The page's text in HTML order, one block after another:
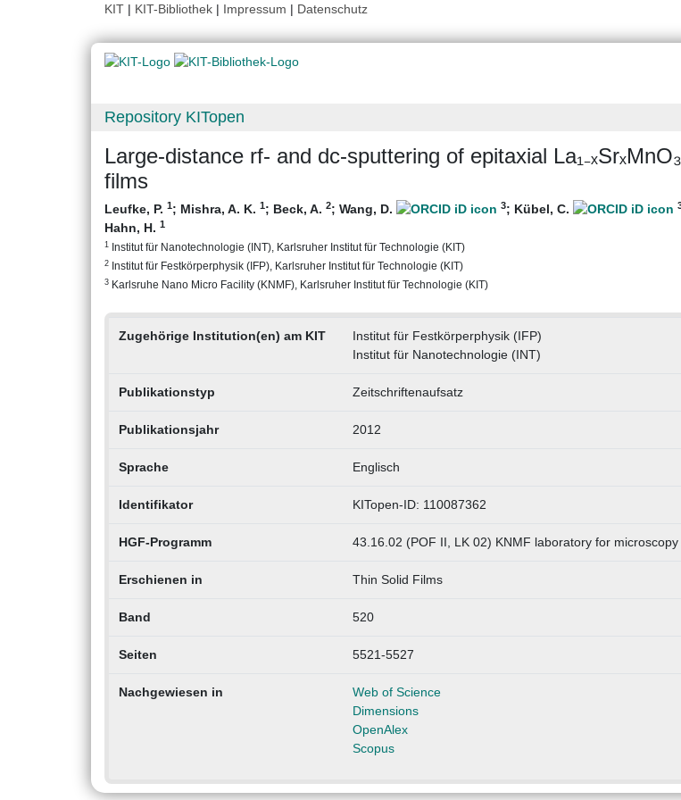
KIT | KIT-Bibliothek | Impressum | Datenschutz
Repository KITopen
Large-distance rf- and dc-sputtering of epitaxial
films
Leufke, P. 1; Mishra, A. K. 1; Beck, A. 2; Wang, D. 3; Kübel, C.
Hahn, H. 1
1 Institut für Nanotechnologie (INT), Karlsruher Institut für Technologie (KIT)
2 Institut für Festkörperphysik (IFP), Karlsruher Institut für Technologie (KIT)
3 Karlsruhe Nano Micro Facility (KNMF), Karlsruher Institut für Technologie (KIT)
Zugehörige Institution(en) am KIT
Institut für Festkörperphysik (IFP)
Institut für Nanotechnologie (INT)
Publikationstyp Zeitschriftenaufsatz
Publikationsjahr 2012
Sprache Englisch
Identifikator KITopen-ID: 110087362
HGF-Programm 43.16.02 (POF II, LK 02) KNMF laboratory for microscopy
Erschienen in Thin Solid Films
Band 520
Seiten 5521-5527
Nachgewiesen in
Web of Science
Dimensions
OpenAlex
Scopus